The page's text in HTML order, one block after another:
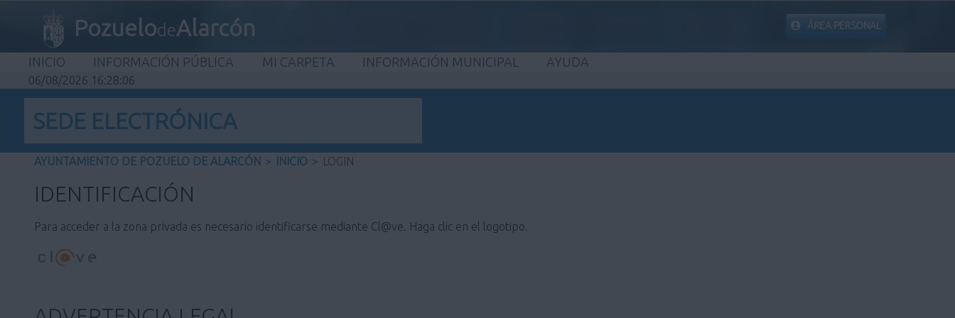
PozuelodeAlarcón ÁREA PERSONAL
INICIO INFORMACIÓN PÚBLICA MI CARPETA INFORMACIÓN MUNICIPAL AYUDA
06/08/2026 16:28:06
SEDE ELECTRÓNICA
AYUNTAMIENTO DE POZUELO DE ALARCÓN > INICIO > LOGIN
IDENTIFICACIÓN
Para acceder a la zona privada es necesario identificarse mediante Cl@ve. Haga clic en el logotipo.